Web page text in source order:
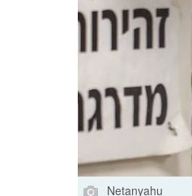
Netanyahu